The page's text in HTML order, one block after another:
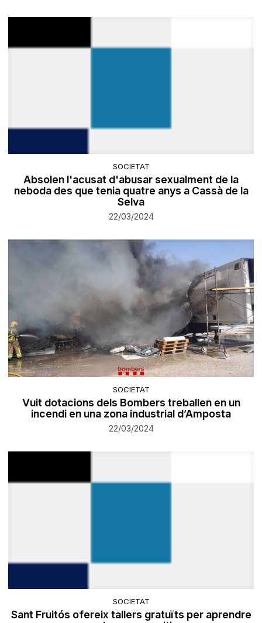
SOCIETAT
Absolen l'acusat d'abusar sexualment de la
neboda des que tenia quatre anys a Cassà de la
Selva
22/03/2024
SOCIETAT
Vuit dotacions dels Bombers treballen en un
incendi en una zona industrial d’Amposta
22/03/2024
SOCIETAT
Sant Fruitós ofereix tallers gratuïts per aprendre